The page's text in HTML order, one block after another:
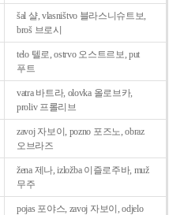
šal 샬, vlasništvo 블라스니슈트보,
broš 브로시
telo 텔로, ostrvo 오스트르보, put
푸트
vatra 바트라, olovka 올로브카,
proliv 프롤리브
zavoj 자보이, pozno 포즈노, obraz
오브라즈
žena 제나, izložba 이즐로주바, muž
무주
pojas 포야스, zavoj 자보이, odjelo